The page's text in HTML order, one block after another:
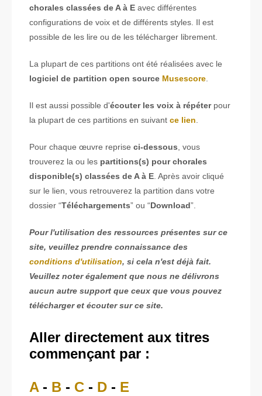
chorales classées de A à E avec différentes
configurations de voix et de différents styles. Il est
possible de les lire ou de les télécharger librement.
La plupart de ces partitions ont été réalisées avec le
logiciel de partition open source Musescore
Il est aussi possible d'écouter les voix à répéterpour
la plupart de ces partitions en suivant ce lien
Pour chaque œuvre reprise ci-dessous , vous
trouverez la ou les partitions(s) pour chorales
disponible(s) classées de A à E . Après avoir cliqué
sur le lien, vous retrouverez la partition dans votre
dossier “Téléchargements” ou “Download”.
Pour l'utilisation des ressources présentes sur ce
site, veuillez prendre connaissance des
conditions d'utilisation, si cela n'est déjà fait.
Veuillez noter également que nous ne délivrons
aucun autre support que ceux que vous pouvez
télécharger et écouter sur ce site.
Aller directement aux titres
commençant par :
A- B - C - D - E